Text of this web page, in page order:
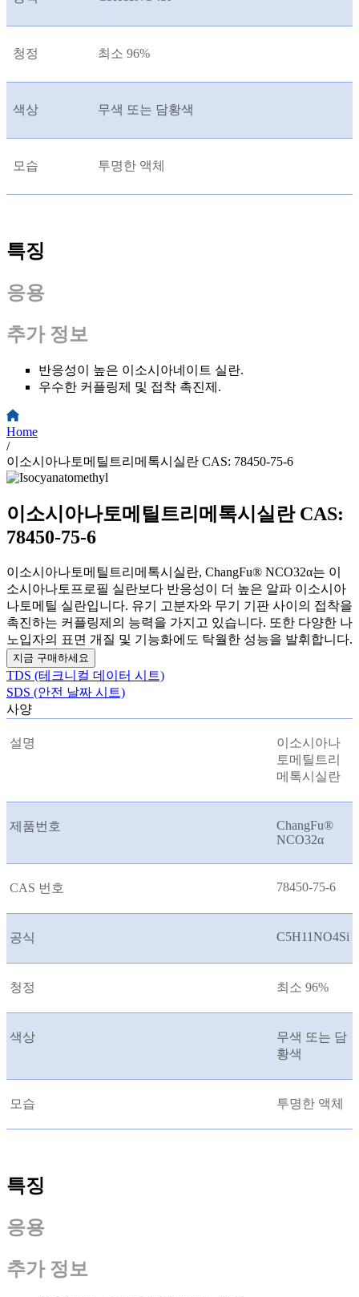
청정 최소 96%
색상 무색 또는 담황색
모습 투명한 액체
특징
응용
추가 정보
반응성이 높은 이소시아네이트 실란.
우수한 커플링제 및 접착 촉진제.
Home
/
이소시아나토메틸트리메톡시실란 CAS: 78450-75-6
이소시아나토메틸트리메톡시실란 CAS:
78450-75-6
이소시아나토메틸트리메톡시실란, ChangFu® NCO32α는 이
소시아나토프로필 실란보다 반응성이 더 높은 알파 이소시아
나토메틸 실란입니다. 유기 고분자와 무기 기판 사이의 접착을
촉진하는 커플링제의 능력을 가지고 있습니다. 또한 다양한 나
노입자의 표면 개질 및 기능화에도 탁월한 성능을 발휘합니다.
지금 구매하세요
TDS (테크니컬 데이터 시트)
SDS (안전 날짜 시트)
사양
설명
이소시아나
토메틸트리
메톡시실란
제품번호
ChangFu®
NCO32α
CAS 번호 78450-75-6
공식 C5H11NO4Si
청정 최소 96%
색상
무색 또는 담
황색
모습 투명한 액체
특징
응용
추가 정보